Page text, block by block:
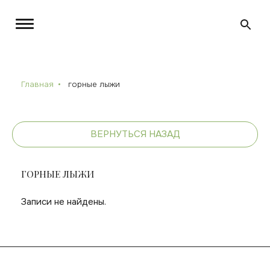
Главная горные лыжи
ВЕРНУТЬСЯ НАЗАД
ГОРНЫЕ ЛЫЖИ
Записи не найдены.